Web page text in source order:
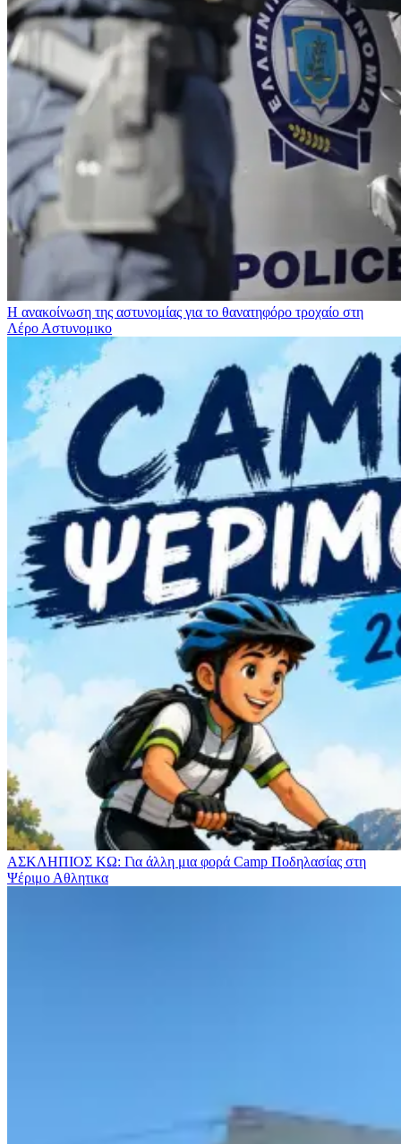
Η ανακοίνωση της αστυνομίας για το θανατηφόρο τροχαίο στη
Λέρο Αστυνομικο
ΑΣΚΛΗΠΙΟΣ ΚΩ: Για άλλη μια φορά Camp Ποδηλασίας στη
Ψέριμο Αθλητικα